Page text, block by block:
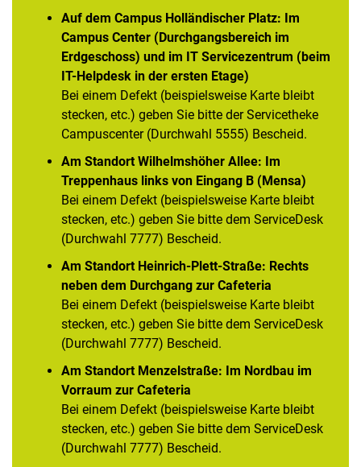
Auf dem Campus Holländischer Platz: Im
Campus Center (Durchgangsbereich im
Erdgeschoss) und im IT Servicezentrum (beim
IT-Helpdesk in der ersten Etage)
Bei einem Defekt (beispielsweise Karte bleibt
stecken, etc.) geben Sie bitte der Servicetheke
Campuscenter (Durchwahl 5555) Bescheid.
Am Standort Wilhelmshöher Allee: Im
Treppenhaus links von Eingang B (Mensa)
Bei einem Defekt (beispielsweise Karte bleibt
stecken, etc.) geben Sie bitte dem ServiceDesk
(Durchwahl 7777) Bescheid.
Am Standort Heinrich-Plett-Straße: Rechts
neben dem Durchgang zur Cafeteria
Bei einem Defekt (beispielsweise Karte bleibt
stecken, etc.) geben Sie bitte dem ServiceDesk
(Durchwahl 7777) Bescheid.
Am Standort Menzelstraße: Im Nordbau im
Vorraum zur Cafeteria
Bei einem Defekt (beispielsweise Karte bleibt
stecken, etc.) geben Sie bitte dem ServiceDesk
(Durchwahl 7777) Bescheid.